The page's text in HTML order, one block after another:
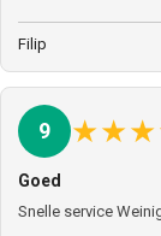
Filip
9 ★★★
Goed
Snelle service